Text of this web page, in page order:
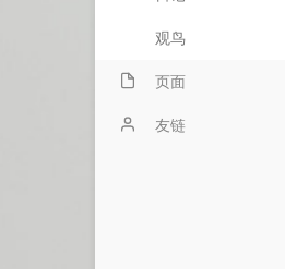
观鸟
页面
ABOUT
友链